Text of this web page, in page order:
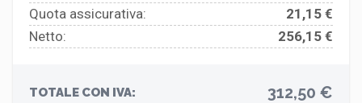
Quota assicurativa:
21,15 €
Netto:
256,15 €
TOTALE CON IVA: 312,50 €